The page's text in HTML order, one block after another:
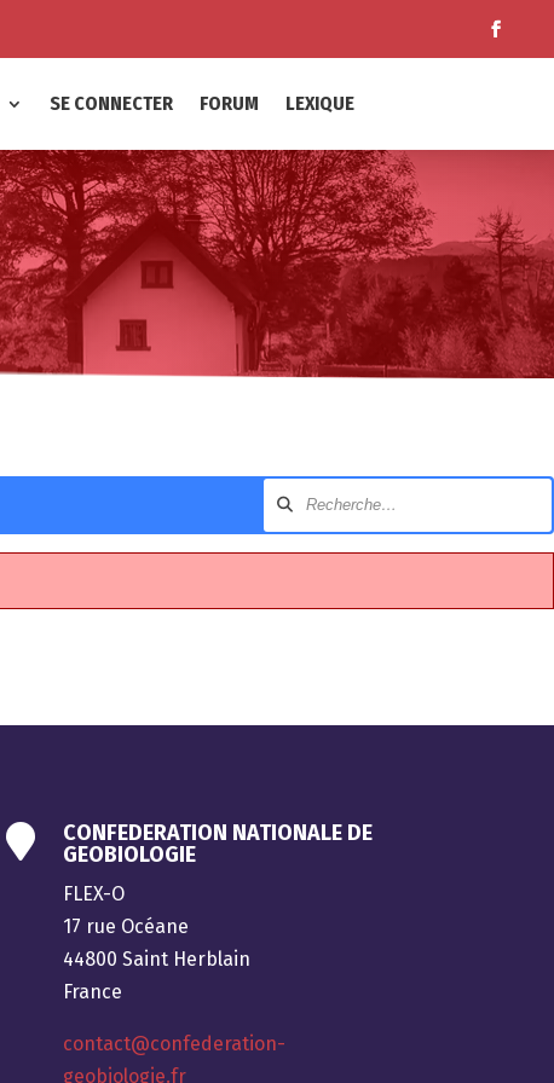
SE CONNECTER FORUM LEXIQUE

CONFEDERATION NATIONALE DE
GEOBIOLOGIE
FLEX-O
17 rue Océane
44800 Saint Herblain
France
contact@confederation-
geobiologie.fr